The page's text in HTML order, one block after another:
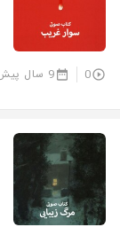
0 9 سال پیش